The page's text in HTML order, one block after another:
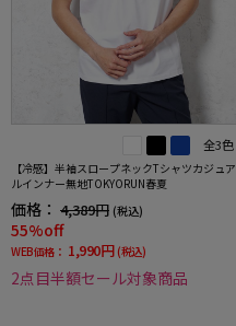
全3色
【冷感】半袖スロープネックTシャツカジュア
ルインナー無地TOKYORUN春夏
価格： 4,389円 (税込)
55%off
WEB価格： 1,990円 (税込)
2点目半額セール対象商品